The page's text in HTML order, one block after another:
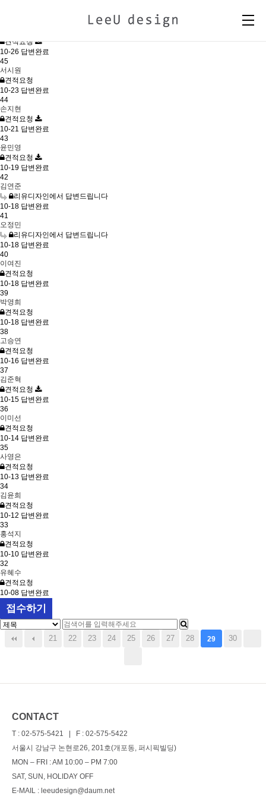
현재상태
견적요청
10-26 답변완료
45
서시원
견적요청
10-23 답변완료
44
손지현
견적요청
10-21 답변완료
43
윤민영
견적요청
10-19 답변완료
42
김연준
리유디자인에서 답변드립니다
10-18 답변완료
41
오정민
리유디자인에서 답변드립니다
10-18 답변완료
40
이여진
견적요청
10-18 답변완료
39
박영희
견적요청
10-18 답변완료
38
고승연
견적요청
10-16 답변완료
37
김준혁
견적요청
10-15 답변완료
36
이미선
견적요청
10-14 답변완료
35
사영은
견적요청
10-13 답변완료
34
김윤희
견적요청
10-12 답변완료
33
홍석지
견적요청
10-10 답변완료
32
유혜수
견적요청
10-08 답변완료
접수하기
21 22 23 24 25 26 27 28 29 30
CONTACT
T : 02-575-5421 | F : 02-575-5422
서울시 강남구 논현로26, 201호(개포동, 퍼시픽빌딩)
MON – FRI : AM 10:00 – PM 7:00
SAT, SUN, HOLIDAY OFF
E-MAIL : leeudesign@daum.net